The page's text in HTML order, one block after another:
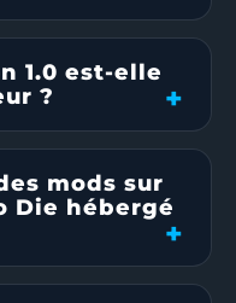
1.0 est-elle
?
mods sur
Die hébergé